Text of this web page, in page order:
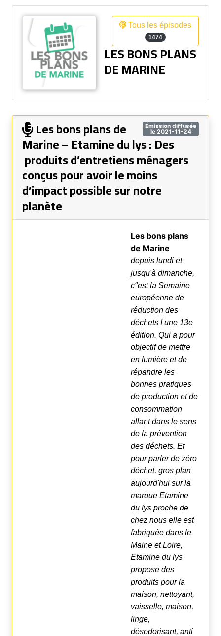
Tous les épisodes
1474
LES BONS PLANS
DE MARINE
Émission diffusée
le 2021-11-24
Les bons plans de
Marine – Etamine du lys : Des
produits d’entretiens ménagers
conçus pour avoir le moins
d’impact possible sur notre
planète
Les bons plans
de Marine
depuislundi et
jusqu'à dimanche,
c''est la Semaine
européenne de
réduction des
déchets ! une 13e
édition. Qui a pour
objectif de mettre
en lumière et de
répandre les
bonnes pratiques
de production et de
consommation
allant dans le sens
de la prévention
des déchets. Et
pour parler de zéro
déchet, gros plan
aujourd'hui sur la
marque Etamine
du lys proche de
chez nous elle est
fabriquée dans le
Maine et Loire,
Etamine du lys
propose des
produits pour la
maison, nettoyant,
vaisselle, maison,
linge,
désodorisant, anti